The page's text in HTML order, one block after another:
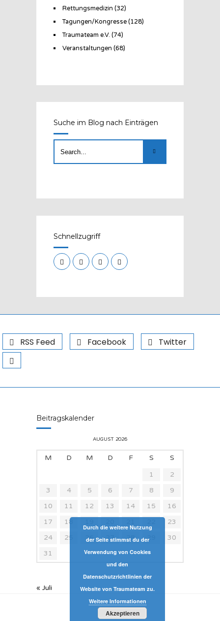
Rettungsmedizin (32)
Tagungen/Kongresse(128)
Traumateam e.V. (74)
Veranstaltungen (68)
Suche im Blog nach Einträgen
Schnellzugriff
RSS Feed Facebook Twitter
Beitragskalender
AUGUST 2026
M D M D F S
S
1
2
3
4 5 6 7 8
9
10
11 12 13 14 15
16
17
18
23
24
25 26 27 28 29
30
31
« Juli
Durch die weitere Nutzung
der Seite stimmst du der
Verwendung von Cookies
und den
Datenschutzrichtlinien der
Website von Traumateam zu.
Weitere Informationen
Akzeptieren